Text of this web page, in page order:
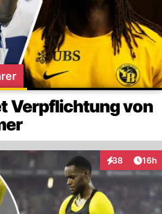
Verpflichtung von
38
Interaktionen
16h